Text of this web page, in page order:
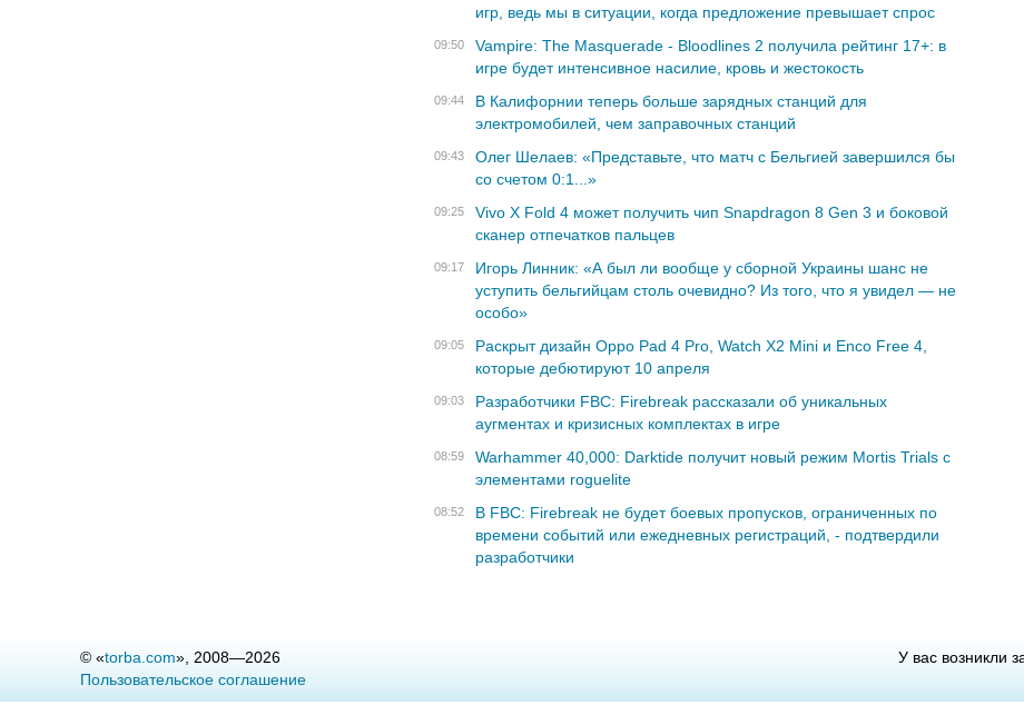
игр, ведь мы в ситуации, когда предложение превышает спрос
09:50
Vampire: The Masquerade - Bloodlines 2 получила рейтинг 17+: в
игре будет интенсивное насилие, кровь и жестокость
09:44
В Калифорнии теперь больше зарядных станций для
электромобилей, чем заправочных станций
09:43
Олег Шелаев: «Представьте, что матч с Бельгией завершился бы
со счетом 0:1...»
09:25
Vivo X Fold 4 может получить чип Snapdragon 8 Gen 3 и боковой
сканер отпечатков пальцев
09:17
Игорь Линник: «А был ли вообще у сборной Украины шанс не
уступить бельгийцам столь очевидно? Из того, что я увидел — не
особо»
09:05
Раскрыт дизайн Oppo Pad 4 Pro, Watch X2 Mini и Enco Free 4,
которые дебютируют 10 апреля
09:03
Разработчики FBC: Firebreak рассказали об уникальных
аугментах и кризисных комплектах в игре
08:59
Warhammer 40,000: Darktide получит новый режим Mortis Trials с
элементами roguelite
08:52
В FBC: Firebreak не будет боевых пропусков, ограниченных по
времени событий или ежедневных регистраций, - подтвердили
разработчики
© «torba. com», 2008—2026 У вас возникли
Пользовательское соглашение